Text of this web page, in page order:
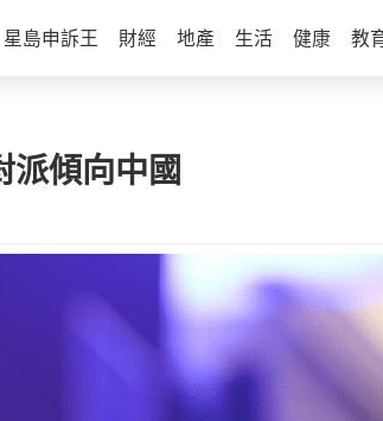
星島申訴王 財經 地產 生活 健康 教
派傾向中國